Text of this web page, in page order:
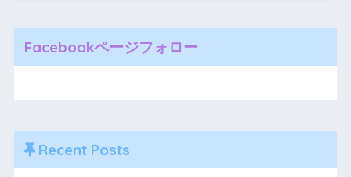
Facebookページフォロー
Recent Posts